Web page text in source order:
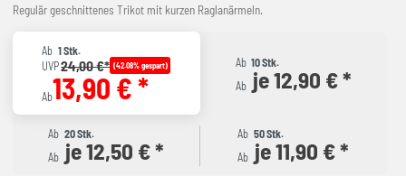
Regulär geschnittenes Trikot mit kurzen Raglanärmeln.
Ab 1 Stk.
UVP24,00 €* (42.08% gespart)
Ab13,90 € *
Ab 10 Stk.
Ab je 12,90 € *
Ab 20 Stk.
Ab je 12,50 € *
Ab 50 Stk.
Ab je 11,90 € *